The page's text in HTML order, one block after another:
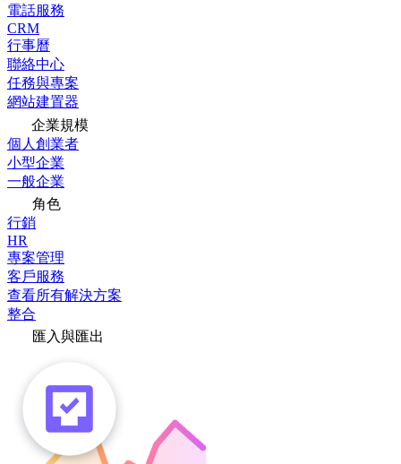
電話服務
CRM
行事曆
聯絡中心
任務與專案
網站建置器
企業規模
個人創業者
小型企業
一般企業
角色
行銷
HR
專案管理
客戶服務
查看所有解決方案
整合
匯入與匯出